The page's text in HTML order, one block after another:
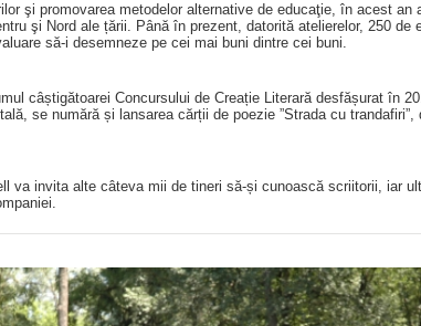
şi promovarea metodelor alternative de educaţie, în acest
şi Nord ale țării. Până în prezent, datorită atelierelor, 250
să-i desemneze pe cei mai buni dintre cei buni.
câștigătoarei Concursului de Creație Literară desfășurat în
se numără și lansarea cărții de poezie ”Strada cu
va invita alte câteva mii de tineri să-și cunoască scriitorii, iar